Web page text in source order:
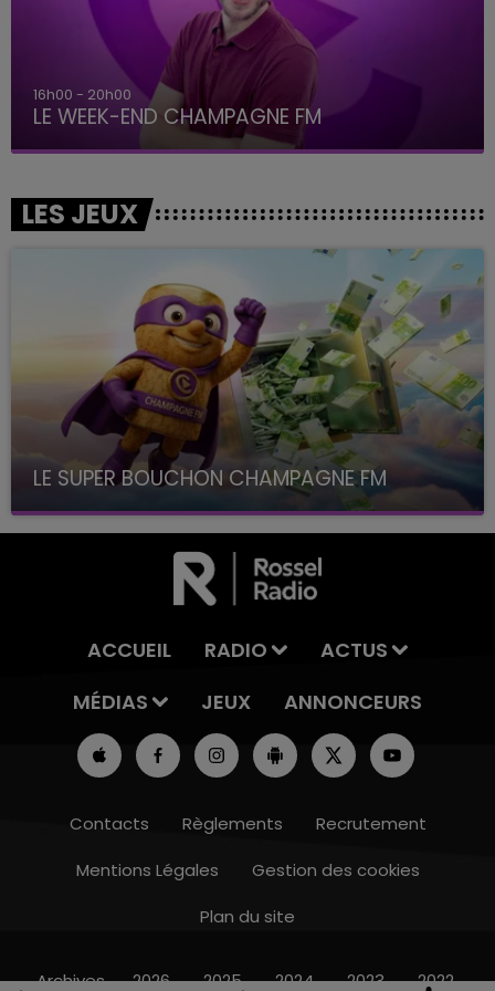
7h00 - 12h00
16h00 - 20h00
LE WEEK-END CHAMPAGNE FM
LES JEUX
LE SUPER BOUCHON CHAMPAGNE FM
avec La Famille Champagne FM, à 8H10
ACCUEIL RADIO
ACTUS
MÉDIAS
JEUX ANNONCEURS
Contacts Règlements
Recrutement
Mentions Légales
Gestion des cookies
Plan du site
Archives 2026 2025 2024 2023 2022